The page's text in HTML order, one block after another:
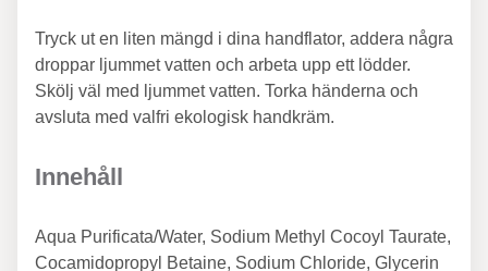
Tryck ut en liten mängd i dina handflator, addera några
droppar ljummet vatten och arbeta upp ett lödder.
Skölj väl med ljummet vatten. Torka händerna och
avsluta med valfri ekologisk handkräm.
Innehåll
Aqua Purificata/Water, Sodium Methyl Cocoyl Taurate,
Cocamidopropyl Betaine, Sodium Chloride, Glycerin